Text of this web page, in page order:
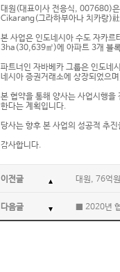
대원(대표이사 전응식, 007680)
Cikarang(그라하부아나 치카랑)
본 사업은 인도네시아 수도 자카
3ha(30,639㎡)에 아파트 3개 블
파트너인 자바베카 그룹은 인도네
네시아 증권거래소에 상장되었으
본 협약을 통해 양사는 사업시행
한다는 계획입니다.
당사는 향후 본 사업의 성공적 추
감사합니다.
이전글 대원, 76억
다음글 ■ 2020년